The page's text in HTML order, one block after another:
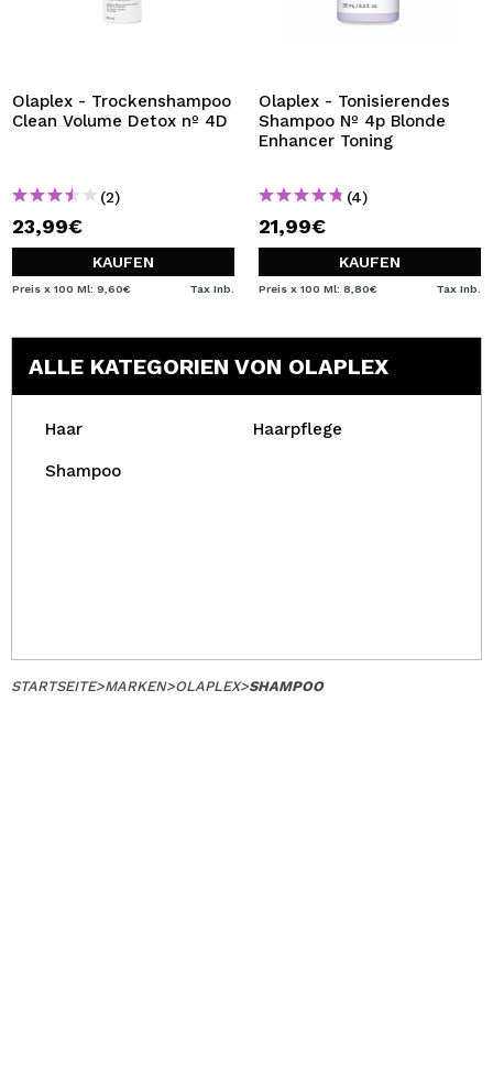
Olaplex - Trockenshampoo
Clean Volume Detox nº 4D
(2)
23,99€
KAUFEN
Preis x 100 Ml: 9,60€ Tax Inb.
Olaplex - Tonisierendes
Shampoo Nº 4p Blonde
Enhancer Toning
(4)
21,99€
KAUFEN
Preis x 100 Ml: 8,80€ Tax Inb.
ALLE KATEGORIEN VON OLAPLEX
Haar Haarpflege
Shampoo
STARTSEITE>MARKEN>OLAPLEX>SHAMPOO